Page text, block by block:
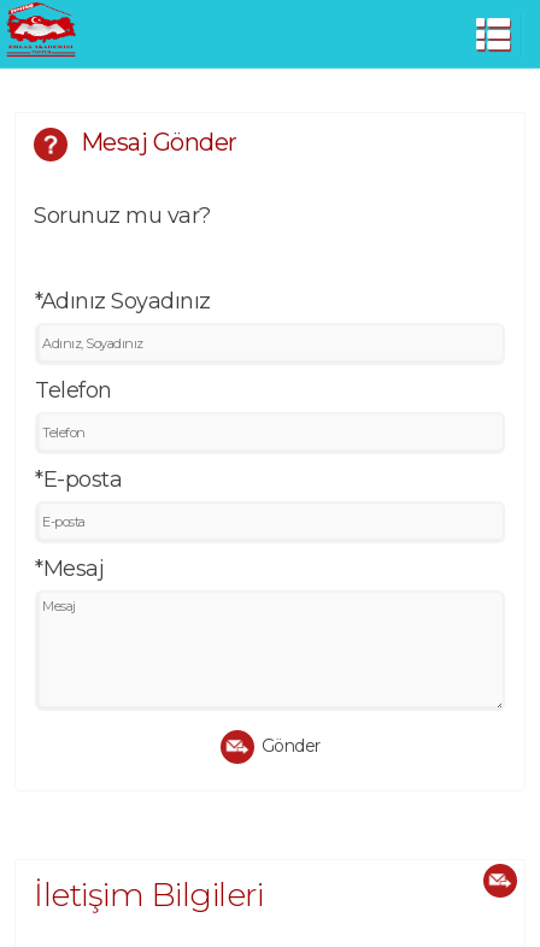
Mesaj Gönder
Sorunuz mu var?
*Adınız Soyadınız
Telefon
*E-posta
*Mesaj
Gönder
İletişim Bilgileri